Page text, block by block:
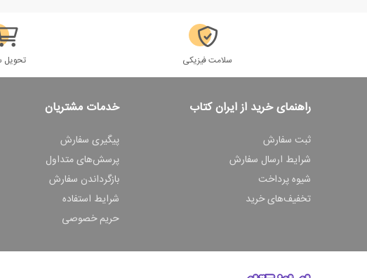
سلامت فیزیکی تحویل
راهنمای خرید از ایران کتاب
ثبت سفارش
شرایط ارسال سفارش
شیوه پرداخت
تخفیف‌های خرید
خدمات مشتریان
پیگیری سفارش
پرسش‌های متداول
بازگرداندن سفارش
شرایط استفاده
حریم خصوصی